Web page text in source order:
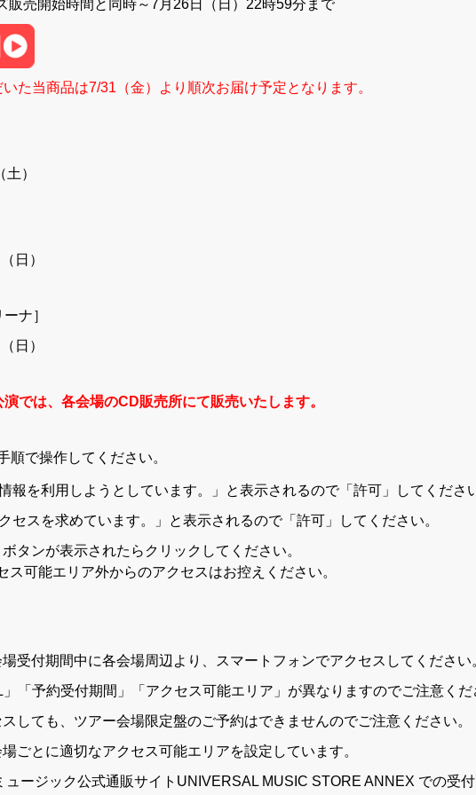
販売開始時間と同時～7月26日（日）22時59分まで
た当商品は7/31（金）より順次お届け予定となります。
）
日）
ナ］
日）
では、各会場のCD販売所にて販売いたします。
順で操作してください。
情報を利用しようとしています。」と表示されるので「許可」してくださ
セスを求めています。」と表示されるので「許可」してください。
タンが表示されたらクリックしてください。
可能エリア外からのアクセスはお控えください。
受付期間中に各会場周辺より、スマートフォンでアクセスしてください
「予約受付期間」「アクセス可能エリア」が異なりますのでご注意くだ
しても、ツアー会場限定盤のご予約はできませんのでご注意ください。
ごとに適切なアクセス可能エリアを設定しています。
ージック公式通販サイトUNIVERSAL MUSIC STORE ANNEX での受付